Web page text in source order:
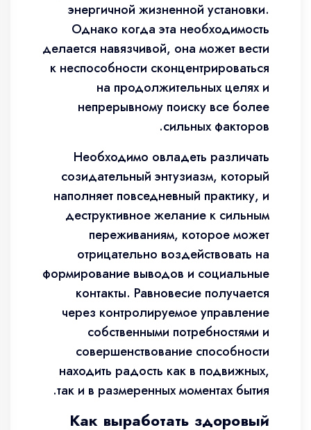
энергичной жизненной установки.
Однако когда эта необходимость
делается навязчивой, она может вести
к неспособности сконцентрироваться
на продолжительных целях и
непрерывному поиску все более
сильных факторов.
Необходимо овладеть различать
созидательный энтузиазм, который
наполняет повседневный практику, и
деструктивное желание к сильным
переживаниям, которое может
отрицательно воздействовать на
формирование выводов и социальные
контакты. Равновесие получается
через контролируемое управление
собственными потребностями и
совершенствование способности
находить радость как в подвижных,
так и в размеренных моментах бытия.
Как выработать здоровый